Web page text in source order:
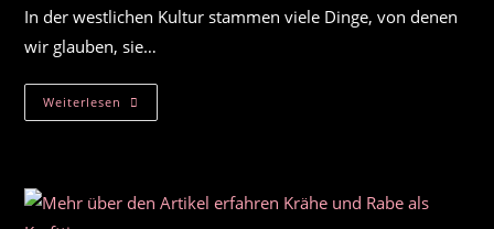
In der westlichen Kultur stammen viele Dinge, von denen
wir glauben, sie…
Weiterlesen Die
Sinne:
Und
Der